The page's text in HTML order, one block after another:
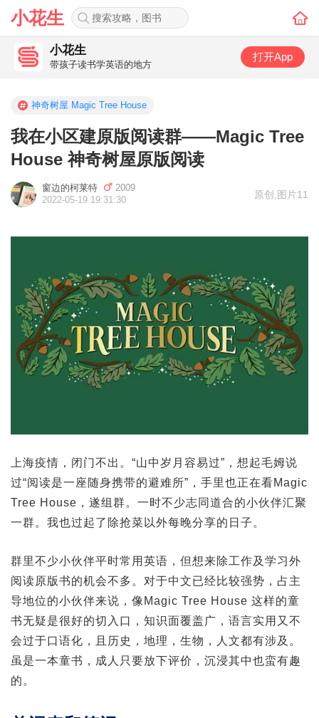
小花生
小花生
带孩子读书学英语的地方
打开App
神奇树屋 Magic Tree House
我在小区建原版阅读群——Magic Tree
House 神奇树屋原版阅读
窗边的柯莱特
2009
2022-05-19 19:31:30
原创 图片11
上海疫情，闭门不出。“山中岁月容易过”，想起毛姆说
过“阅读是一座随身携带的避难所”，手里也正在看Magic
Tree House，遂组群。一时不少志同道合的小伙伴汇聚
一群。我也过起了除抢菜以外每晚分享的日子。
群里不少小伙伴平时常用英语，但想来除工作及学习外
阅读原版书的机会不多。对于中文已经比较强势，占主
导地位的小伙伴来说，像Magic Tree House 这样的童
书无疑是很好的切入口，知识面覆盖广，语言实用又不
会过于口语化，且历史，地理，生物，人文都有涉及。
虽是一本童书，成人只要放下评价，沉浸其中也蛮有趣
的。